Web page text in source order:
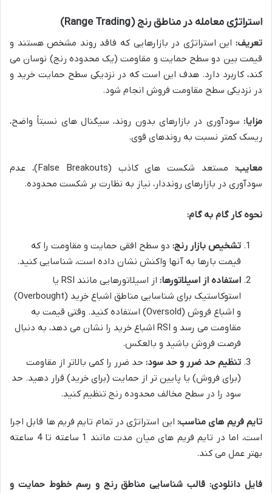
استراتژی معامله در مناطق رنج (Range Trading)
تعریف: این استراتژی در بازارهایی که فاقد روند مشخص هستند و
قیمت بین دو سطح حمایت و مقاومت (یک محدوده رنج) نوسان می
کند، کاربرد دارد. هدف این است که در نزدیکی سطح حمایت خرید و
در نزدیکی سطح مقاومت فروش انجام شود.
مزایا: سودآوری در بازارهای بدون روند، سیگنال های نسبتاً واضح،
ریسک کمتر نسبت به روندهای قوی.
معایب:
مستعد شکست های کاذب (False Breakouts)، عدم
سودآوری در بازارهای رونددار، نیاز به نظارت بر شکست محدوده.
نحوه کار گام به گام:
تشخیص بازار رنج: دو سطح افقی حمایت و مقاومت را که
قیمت بارها به آنها واکنش نشان داده است، شناسایی کنید.
استفاده از اسیلاتورها:
از اسیلاتورهایی مانند RSI یا
استوکاستیک برای شناسایی مناطق اشباع خرید (Overbought)
و اشباع فروش (Oversold) استفاده کنید. وقتی قیمت به
مقاومت می رسد و RSI اشباع خرید را نشان می دهد، به دنبال
فرصت فروش باشید و بالعکس.
تنظیم حد ضرر و حد سود: حد ضرر را کمی بالاتر از مقاومت
(برای فروش) یا پایین تر از حمایت (برای خرید) قرار دهید. حد
سود را در سطح مخالف محدوده رنج تنظیم کنید.
تایم فریم های مناسب: این استراتژی در تمام تایم فریم ها قابل اجرا
است، اما در تایم فریم های میان مدت مانند 1 ساعته تا 4 ساعته
بهتر عمل می کند.
فایل دانلودی: قالب شناسایی مناطق رنج و رسم خطوط حمایت و